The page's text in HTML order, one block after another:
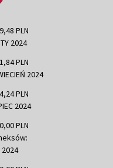
PLN
2024
PLN
2024
PLN
2024
PLN
2024